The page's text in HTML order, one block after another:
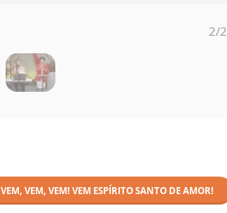
1/2
VEM, VEM, VEM! VEM ESPÍRITO SANTO DE AMOR!